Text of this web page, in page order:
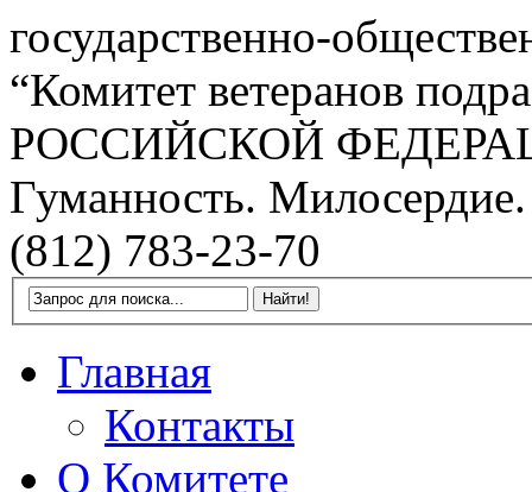
государственно-
“Комитет ветеранов
РОССИЙСКОЙ
Гуманность.
(812) 783-23-70
Главная
Контакты
О Комитете